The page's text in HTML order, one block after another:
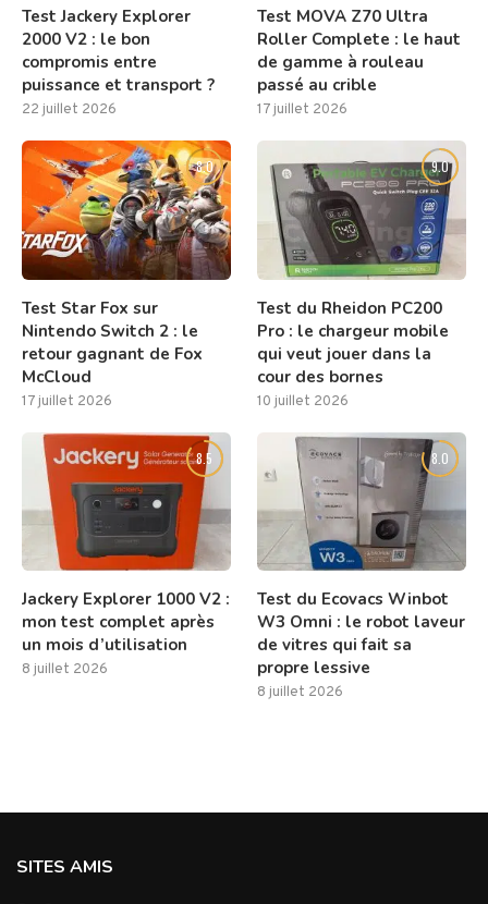
Test Jackery Explorer
2000 V2 : le bon
compromis entre
puissance et transport ?
22 juillet 2026
Test MOVA Z70 Ultra
Roller Complete : le haut
de gamme à rouleau
passé au crible
17 juillet 2026
8.0
Test Star Fox sur
Nintendo Switch 2 : le
retour gagnant de Fox
McCloud
17 juillet 2026
9.0
Test du Rheidon PC200
Pro : le chargeur mobile
qui veut jouer dans la
cour des bornes
10 juillet 2026
8.5
Jackery Explorer 1000 V2 :
mon test complet après
un mois d’utilisation
8 juillet 2026
8.0
Test du Ecovacs Winbot
W3 Omni : le robot laveur
de vitres qui fait sa
propre lessive
8 juillet 2026
SITES AMIS